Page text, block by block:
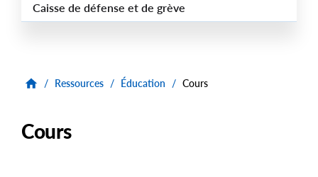
Caisse de défense et de grève
/ Ressources / Éducation / Cours
Cours